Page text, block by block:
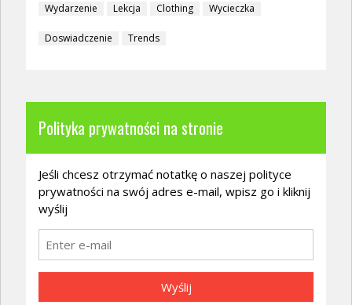
Wydarzenie Lekcja Clothing Wycieczka
Doswiadczenie Trends
Polityka prywatności na stronie
Jeśli chcesz otrzymać notatkę o naszej polityce
prywatności na swój adres e-mail, wpisz go i kliknij
wyślij
Wyślij